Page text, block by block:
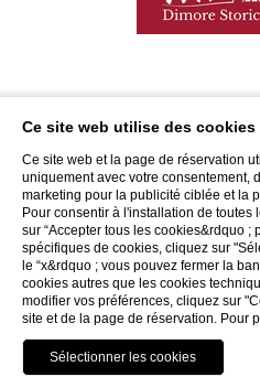
Baglio
Contrada Latomie SP 13 Zangara dei
N. de TVA:
Tel. +39
CONTACTS DONNÉES DE
Ce site web utilise des cookies
Ce site web et la page de réservation
uniquement avec votre consentement,
marketing pour la publicité ciblée et la
Pour consentir à l'installation de
sur “Accepter tous les cookies&rdquo
spécifiques de cookies, cliquez sur
le “x&rdquo ; vous pouvez fermer la
cookies autres que les cookies
modifier vos préférences, cliquez sur
site et de la page de réservation. Pour